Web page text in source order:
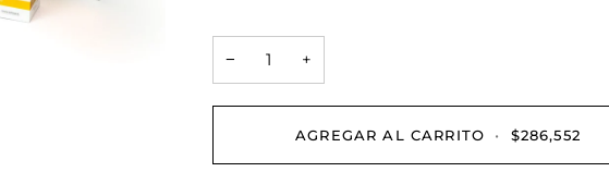
− +
AGREGAR AL CARRITO • $286,552